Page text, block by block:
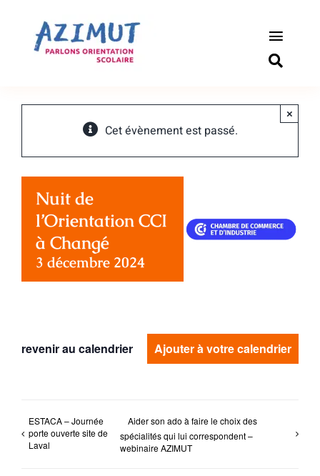
contenu
Toggle
Outils
Cet évènement est passé.
×
Nuit de
l’Orientation CCI
à Changé
3 décembre 2024
revenir au calendrier Ajouter à votre calendrier
ESTACA – Journée
porte ouverte site de
Laval
Aider son ado à faire le choix des
spécialités qui lui correspondent –
webinaire AZIMUT